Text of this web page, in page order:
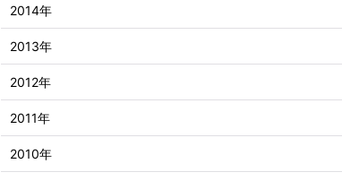
2014年
2013年
2012年
2011年
2010年